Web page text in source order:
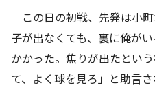
この日の初戦、先発は小
子が出なくても、裏に俺が
かかった。焦りが出たとい
て、よく球を見ろ」と助言